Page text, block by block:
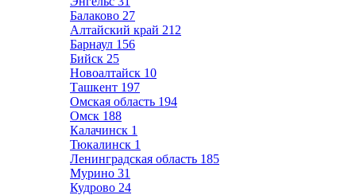
Балаково 27
Алтайский край 212
Барнаул 156
Бийск 25
Новоалтайск 10
Ташкент 197
Омская область 194
Омск 188
Калачинск 1
Тюкалинск 1
Ленинградская область 185
Мурино 31
Кудрово 24